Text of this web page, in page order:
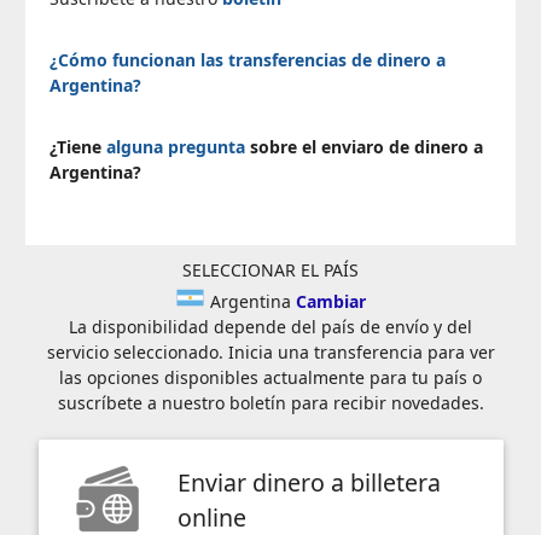
¿Cómo funcionan las transferencias de dinero a
Argentina?
¿Tiene alguna pregunta sobre el enviaro de dinero a
Argentina?
SELECCIONAR EL PAÍS
Argentina Cambiar
La disponibilidad depende del país de envío y del
servicio seleccionado. Inicia una transferencia para ver
las opciones disponibles actualmente para tu país o
suscríbete a nuestro boletín para recibir novedades.
Enviar dinero a billetera
online